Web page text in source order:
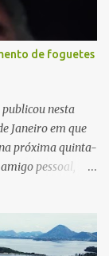
de foguetes
nesta
Janeiro em que
próxima quinta-
pessoal,
em um
Segundo